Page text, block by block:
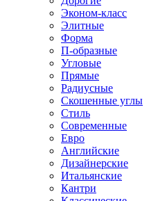
Эконом-класс
Элитные
Форма
П-образные
Угловые
Прямые
Радиусные
Скошенные углы
Стиль
Современные
Евро
Английские
Дизайнерские
Итальянские
Кантри